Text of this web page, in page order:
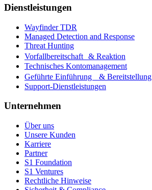
Dienstleistungen
Wayfinder TDR
Managed Detection and Response
Threat Hunting
Vorfallbereitschaft & Reaktion
Technisches Kontomanagement
Geführte Einführung & Bereitstellung
Support-Dienstleistungen
Unternehmen
Über uns
Unsere Kunden
Karriere
Partner
S1 Foundation
S1 Ventures
Rechtliche Hinweise